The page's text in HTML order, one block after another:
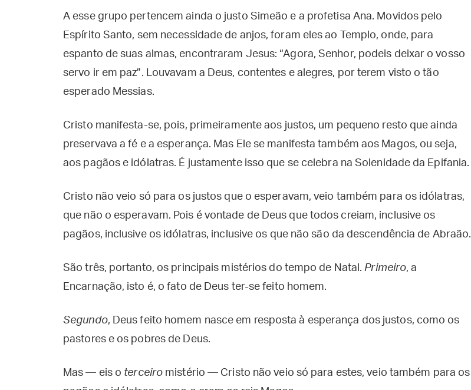
A esse grupo pertencem ainda o justo Simeão e a profetisa Ana. Movidos pelo
Espírito Santo, sem necessidade de anjos, foram eles ao Templo, onde, para
espanto de suas almas, encontraram Jesus: “Agora, Senhor, podeis deixar o vosso
servo ir em paz”. Louvavam a Deus, contentes e alegres, por terem visto o tão
esperado Messias.
Cristo manifesta-se, pois, primeiramente aos justos, um pequeno resto que ainda
preservava a fé e a esperança. Mas Ele se manifesta também aos Magos, ou seja,
aos pagãos e idólatras. É justamente isso que se celebra na Solenidade da Epifania.
Cristo não veio só para os justos que o esperavam, veio também para os idólatras,
que não o esperavam. Pois é vontade de Deus que todos creiam, inclusive os
pagãos, inclusive os idólatras, inclusive os que não são da descendência de Abraão.
São três, portanto, os principais mistérios do tempo de Natal.Primeiro, a
Encarnação, isto é, o fato de Deus ter-se feito homem.
Segundo, Deus feito homem nasce em resposta à esperança dos justos, como os
pastores e os pobres de Deus.
Mas — eis o terceiro mistério — Cristo não veio só para estes, veio também para os